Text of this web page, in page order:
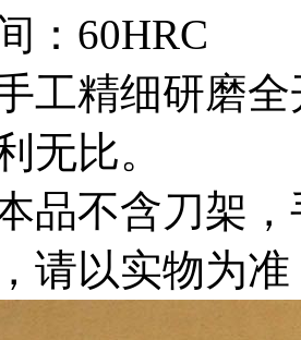
：60HRC
工精细研磨
无比。
品不含刀架
请以实物为准